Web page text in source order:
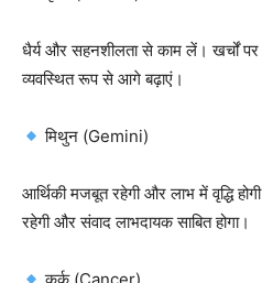
धैर्य और सहनशीलता से काम लें। खर्चों
व्यवस्थित रूप से आगे बढ़ाएं।
मिथुन (Gemini)
आर्थिकी मजबूत रहेगी और लाभ में वृद्धि
रहेगी और संवाद लाभदायक साबित होगा।